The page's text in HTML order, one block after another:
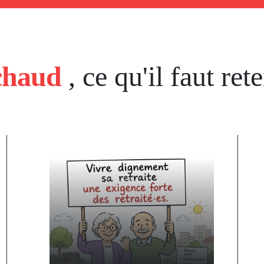
, ce qu'il faut